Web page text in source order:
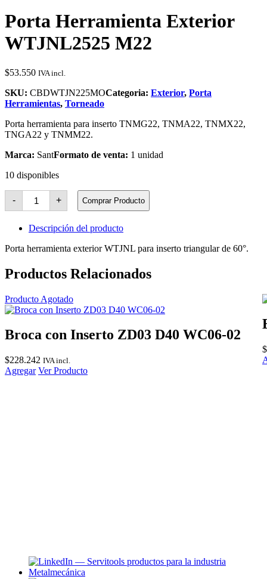
Porta Herramienta Exterior
WTJNL2525 M22
$53.550 IVA incl.
SKU: CBDWTJN225MOCategoria: Exterior, Porta
Herramientas, Torneado
Porta herramienta para inserto TNMG22, TNMA22, TNMX22,
TNGA22 y TNMM22.
Marca: SantFormato de venta: 1 unidad
10 disponibles
-
Porta
Herramienta
Exterior
WTJNL2525
M22
+ Comprar Producto
Descripción del producto
Porta herramienta exterior WTJNL para inserto triangular de 60°.
Productos Relacionados
Producto Agotado
Broca con Inserto ZD03 D40 WC06-02
$228.242 IVA incl.
Agregar Ver Producto
$